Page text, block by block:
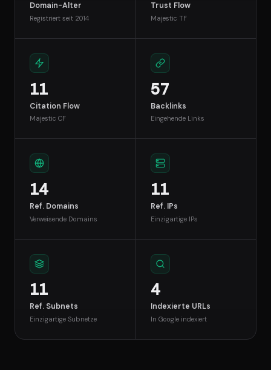
Domain-Alter
Registriert seit 2014
Trust Flow
Majestic TF
11
Citation Flow
Majestic CF
57
Backlinks
Eingehende Links
14
Ref. Domains
Verweisende Domains
11
Ref. IPs
Einzigartige IPs
11
Ref. Subnets
Einzigartige Subnetze
4
Indexierte URLs
In Google indexiert